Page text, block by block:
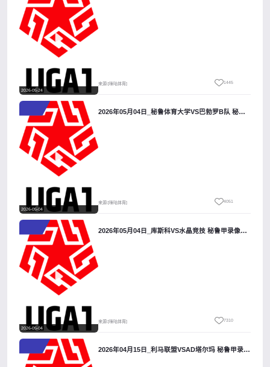
2026-05-24
来源:[咪咕体育] 1445
2026-05-04
2026年05月04日_秘鲁体育大学VS巴勃罗B队 秘鲁甲录像_全场录像【高清回放】
来源:[咪咕体育] 4051
2026-05-04
2026年05月04日_库斯科VS水晶竞技 秘鲁甲录像_高清录像【全场回放】
来源:[咪咕体育] 7310
2026年04月15日_利马联盟VSAD塔尔玛 秘鲁甲录像_全场录像【全场回放】